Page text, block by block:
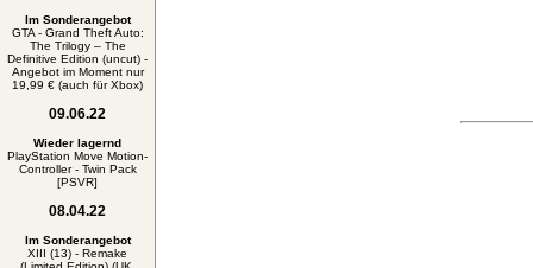
Im Sonderangebot
GTA - Grand Theft Auto:
The Trilogy – The
Definitive Edition (uncut) -
Angebot im Moment nur
19,99 € (auch für Xbox)
09.06.22
Wieder lagernd
PlayStation Move Motion-
Controller - Twin Pack
[PSVR]
08.04.22
Im Sonderangebot
XIII (13) - Remake